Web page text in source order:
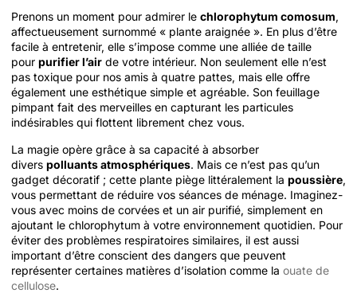
Prenons un moment pour admirer le chlorophytum comosum,
affectueusement surnommé « plante araignée ». En plus d’être
facile à entretenir, elle s’impose comme une alliée de taille
pour purifier l’air de votre intérieur. Non seulement elle n’est
pas toxique pour nos amis à quatre pattes, mais elle offre
également une esthétique simple et agréable. Son feuillage
pimpant fait des merveilles en capturant les particules
indésirables qui flottent librement chez vous.
La magie opère grâce à sa capacité à absorber
divers polluants atmosphériques. Mais ce n’est pas qu’un
gadget décoratif ; cette plante piège littéralement la poussière,
vous permettant de réduire vos séances de ménage. Imaginez-
vous avec moins de corvées et un air purifié, simplement en
ajoutant le chlorophytum à votre environnement quotidien. Pour
éviter des problèmes respiratoires similaires, il est aussi
important d’être conscient des dangers que peuvent
représenter certaines matières d’isolation comme la ouate de
cellulose.